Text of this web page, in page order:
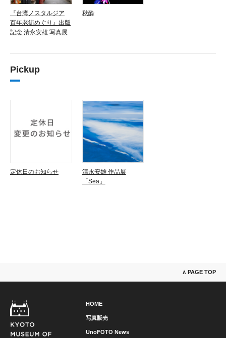
『台湾ノスタルジア
百年老街めぐり』出版
記念 清永安雄 写真展
秋酔
Pickup
定休日のお知らせ
清永安雄 作品展
「Sea」
∧ PAGE TOP
HOME
写真販売
UnoFOTO News